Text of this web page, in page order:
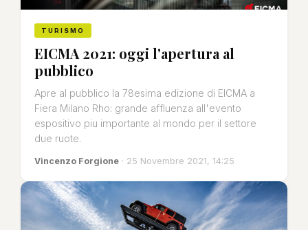
TURISMO
EICMA 2021: oggi l'apertura al
pubblico
Apre al pubblico la 78esima edizione di EICMA a
Fiera Milano Rho: grande affluenza all'evento
espositivo piu importante al mondo per il settore
due ruote.
Vincenzo Forgione · 25 Novembre 2021, 14:25